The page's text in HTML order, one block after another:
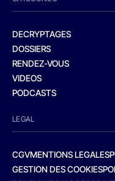
DECRYPTAGES
DOSSIERS
RENDEZ-VOUS
VIDEOS
PODCASTS
LEGAL
CGVMENTIONS LEGALES
GESTION DES COOKIES